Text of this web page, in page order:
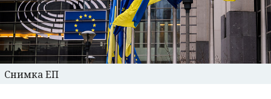
Снимка ЕП